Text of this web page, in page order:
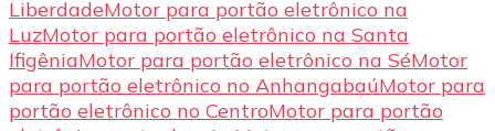
LiberdadeMotor para portão eletrônico na
LuzMotor para portão eletrônico na Santa
IfigêniaMotor para portão eletrônico na SéMotor
para portão eletrônico no AnhangabaúMotor para
portão eletrônico no CentroMotor para portão